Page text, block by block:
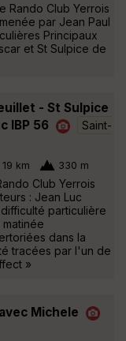
Rando Club Yerrois
par Jean Paul
Principaux
et St Sulpice de
- St Sulpice
IBP 56
Saint-
19 km 330 m
Club Yerrois
: Jean Luc
particulière
dans la
tracées par l'un de
»
Michele